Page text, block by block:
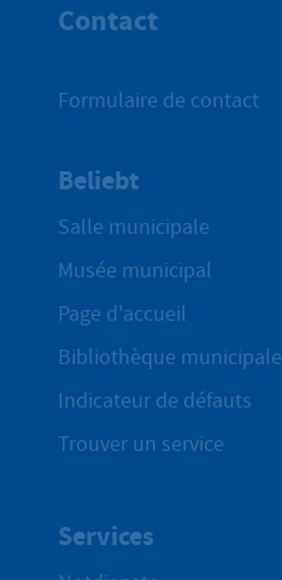
Contact
Formulaire de contact
Beliebt
Salle municipale
Musée municipal
Page d'accueil
Bibliothèque municipale
Indicateur de défauts
Trouver un service
Services